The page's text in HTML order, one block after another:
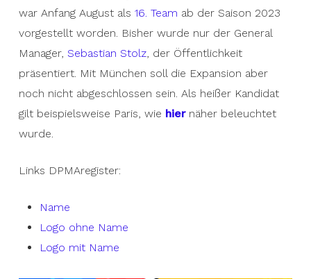
war Anfang August als 16. Team ab der Saison 2023
vorgestellt worden. Bisher wurde nur der General
Manager, Sebastian Stolz, der Öffentlichkeit
präsentiert. Mit München soll die Expansion aber
noch nicht abgeschlossen sein. Als heißer Kandidat
gilt beispielsweise Paris, wie hiernäher beleuchtet
wurde.
Links DPMAregister:
Name
Logo ohne Name
Logo mit Name